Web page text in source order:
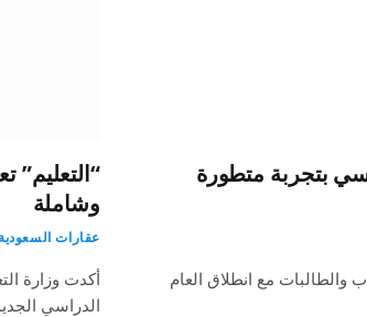
بتجربة متطورة
والطالبات مع انطلاق العام
وشاملة
عقارات السعودية
أكدت وزارة
الدراسي